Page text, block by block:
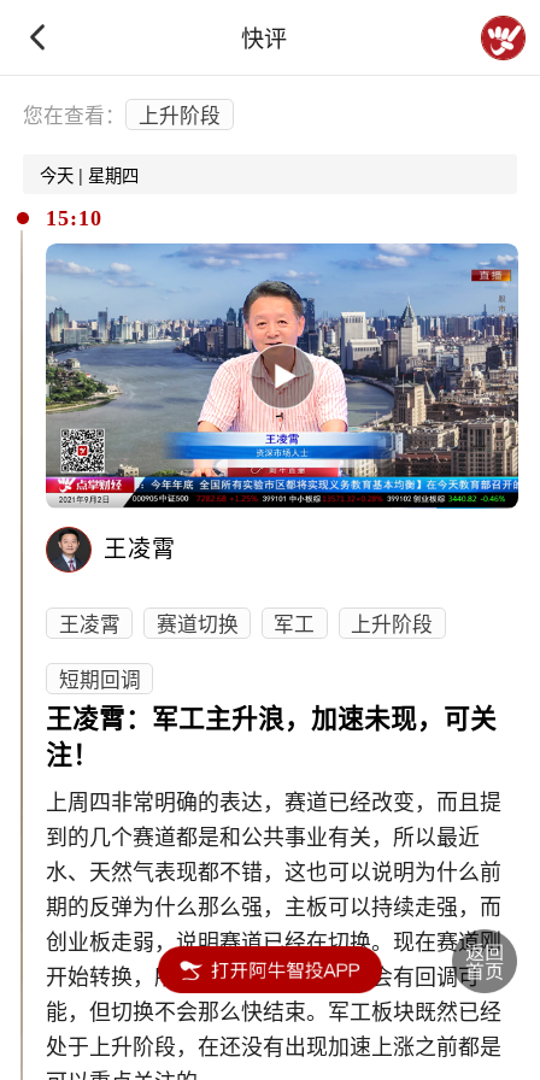
快评
下拉刷新
您在查看： 上升阶段
今天 | 星期四
15:10
王凌霄
王凌霄 赛道切换 军工
上升阶段
短期回调
王凌霄：军工主升浪，加速未现，可关
注！
上周四非常明确的表达，赛道已经改变，而且提
到的几个赛道都是和公共事业有关，所以最近
水、天然气表现都不错，这也可以说明为什么前
期的反弹为什么那么强，主板可以持续走强，而
创业板走弱，说明赛道已经在切换。现在赛道刚
开始转换，所以从短线来说，短期会有回调可
能，但切换不会那么快结束。军工板块既然已经
处于上升阶段，在还没有出现加速上涨之前都是